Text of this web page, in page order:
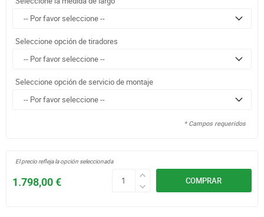
Seleccione opción de tiradores
Seleccione opción de servicio de montaje
* Campos requeridos
COMPRAR
1.798,00 €
El precio refleja la opción seleccionada